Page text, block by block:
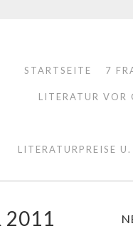
STARTSEITE 7
LITERATUR VOR
LITERATURPREISE
2011